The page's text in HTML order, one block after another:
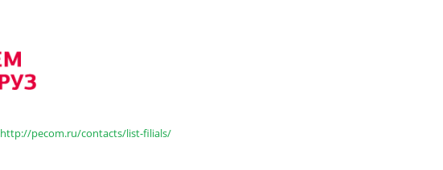
http://pecom.ru/contacts/list-filials/